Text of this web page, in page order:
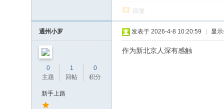
回复
通州小罗
0
主题
1
回帖
0
积分
新手上路
发表于 2026-4-8 10:20:59 显
作为新北京人深有感触